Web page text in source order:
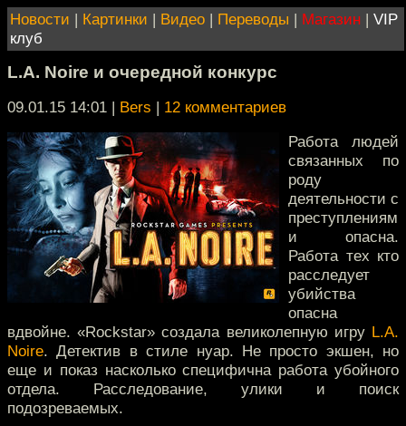
Новости | Картинки | Видео | Переводы | Магазин | VIP
клуб
L.A. Noire и очередной конкурс
09.01.15 14:01 | Bers | 12 комментариев
Работа людей
связанных по
роду
деятельности с
преступлениям
и опасна.
Работа тех кто
расследует
убийства
опасна
вдвойне. «Rockstar» создала великолепную игру L.A.
Noire. Детектив в стиле нуар. Не просто экшен, но
еще и показ насколько специфична работа убойного
отдела. Расследование, улики и поиск
подозреваемых.